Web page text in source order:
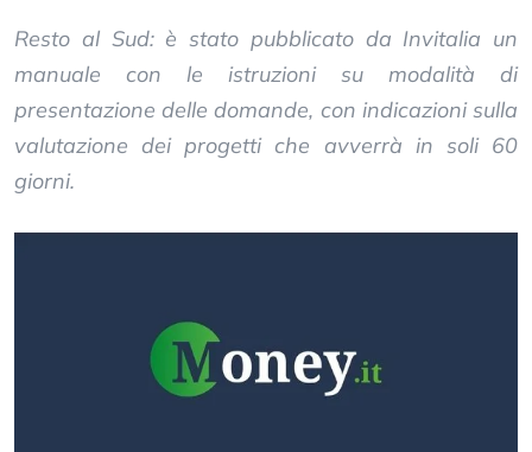
Resto al Sud: è stato pubblicato da Invitalia un
manuale con le istruzioni su modalità di
presentazione delle domande, con indicazioni sulla
valutazione dei progetti che avverrà in soli 60
giorni.